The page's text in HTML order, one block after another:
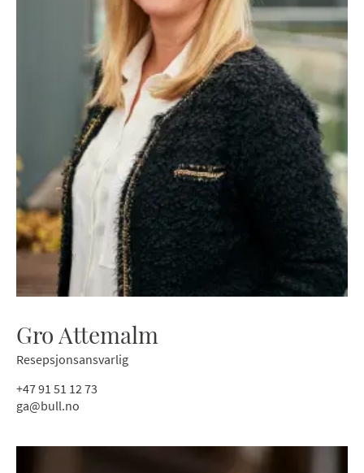
Gro Attemalm
Resepsjonsansvarlig
+47 91 51 12 73
ga@bull.no